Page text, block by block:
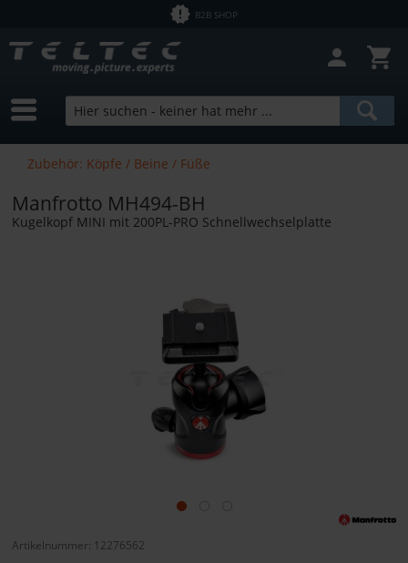
B2B SHOP
Zubehör: Köpfe / Beine / Füße
Manfrotto MH494-BH
Kugelkopf MINI mit 200PL-PRO Schnellwechselplatte
Artikelnummer: 12276562